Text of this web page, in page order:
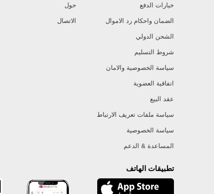
خيارات الدفع
الضمان واحكام رد الاموال
الشحن الدولي
شروط التسليم
سياسة الخصوصية والامان
اتفاقية العضوية
عقد البيع
سياسة ملفات تعريف الارتباط
سياسة الخصوصية
المساعدة & الدعم
حول
الاتصال
تطبيقات الهاتف